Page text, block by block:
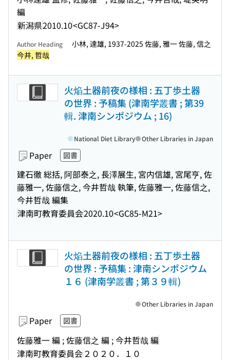
編
新潟県2010.10<GC87-J94>
Author Heading
小林, 達雄, 1937-2025 佐藤, 雅一 佐藤, 信之
今井, 哲哉
火焔土器前夜の様相 : 五丁歩土器
の世界 : 予稿集 (津南学叢書 ; 第39
輯. 津南シンポジウム ; 16)
Paper 図書
建石徹 総括, 阿部泰之, 長澤展生, 宮内信雄, 宮尾亨, 佐
藤雅一, 佐藤信之, 今井哲哉 執筆, 佐藤雅一, 佐藤信之,
今井哲哉 編集
津南町教育委員会2020.10<GC85-M21>
National Diet Library Other Libraries in Japan
火焔土器前夜の様相 : 五丁歩土器
の世界 : 予稿集 : 津南シンポジウム
１６ (津南学叢書 ; 第３９輯)
Paper 図書
佐藤雅一 編 ; 佐藤信之 編 ; 今井哲哉 編
津南町教育委員会 ２０２０．１０
Other Libraries in Japan